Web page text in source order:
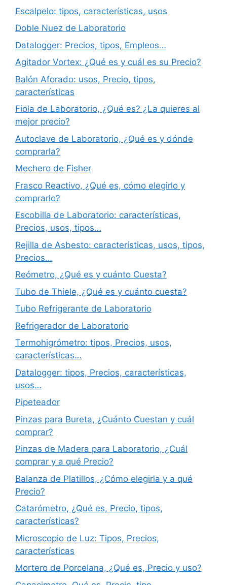
Escalpelo: tipos, características, usos
Doble Nuez de Laboratorio
Datalogger: Precios, tipos, Empleos…
Agitador Vortex: ¿Qué es y cuál es su Precio?
Balón Aforado: usos, Precio, tipos,
características
Fiola de Laboratorio, ¿Qué es? ¿La quieres al
mejor precio?
Autoclave de Laboratorio, ¿Qué es y dónde
comprarla?
Mechero de Fisher
Frasco Reactivo, ¿Qué es, cómo elegirlo y
comprarlo?
Escobilla de Laboratorio: características,
Precios, usos, tipos…
Rejilla de Asbesto: características, usos, tipos,
Precios…
Reómetro, ¿Qué es y cuánto Cuesta?
Tubo de Thiele, ¿Qué es y cuánto cuesta?
Tubo Refrigerante de Laboratorio
Refrigerador de Laboratorio
Termohigrómetro: tipos, Precios, usos,
características…
Datalogger: tipos, Precios, características,
usos…
Pipeteador
Pinzas para Bureta, ¿Cuánto Cuestan y cuál
comprar?
Pinzas de Madera para Laboratorio, ¿Cuál
comprar y a qué Precio?
Balanza de Platillos, ¿Cómo elegirla y a qué
Precio?
Catarómetro, ¿Qué es, Precio, tipos,
características?
Microscopio de Luz: Tipos, Precios,
características
Mortero de Porcelana, ¿Qué es, Precio y uso?